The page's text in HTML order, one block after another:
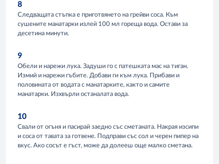
8
Следващата стъпка е приготвянето на грейви соса. Към
сушените манатарки излей 100 мл гореща вода. Остави за
десетина минути.
9
Обели и нарежи лука. Задуши го с патешката мас на тиган.
Измий и нарежи гъбите. Добави ги към лука. Прибави и
половината от водата с манатарките, както и самите
манатарки. Изхвърли останалата вода.
10
Свали от огъня и пасирай заедно със сметаната. Накрая изсипи
и соса от тавата за готвене. Подправи със сол и черен пипер на
вкус. Ако сосът е гъст, може да долееш още малко сметана.